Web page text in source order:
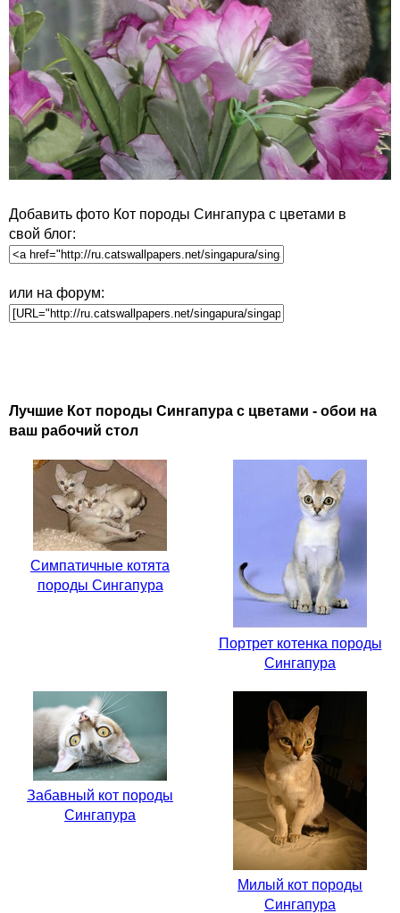
Добавить фото Кот породы Сингапура с цветами в
свой блог:
или на форум:
Лучшие Кот породы Сингапура с цветами - обои на
ваш рабочий стол
Симпатичные котята
породы Сингапура
Портрет котенка породы
Сингапура
Забавный кот породы
Сингапура
Милый кот породы
Сингапура